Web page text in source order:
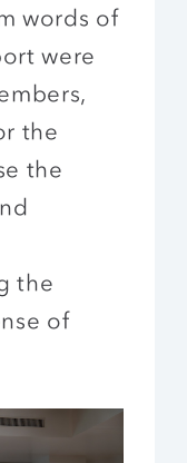
words of
were
the
the
the
of